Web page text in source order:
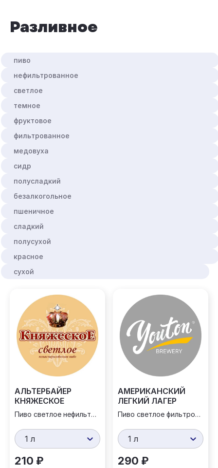
разливное
пиво
нефильтрованное
светлое
темное
фруктовое
фильтрованное
медовуха
сидр
полусладкий
безалкогольное
пшеничное
сладкий
полусухой
красное
сухой
АЛЬТЕРБАЙЕР
КНЯЖЕСКОЕ
Пиво светлое нефильтрованное
1 л
210 ₽
АМЕРИКАНСКИЙ
ЛЕГКИЙ ЛАГЕР
Пиво светлое фильтрованное
1 л
290 ₽